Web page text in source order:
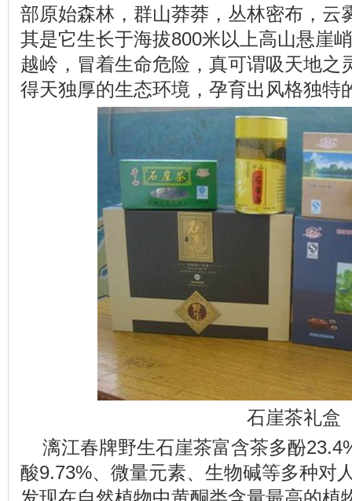
部原始森林，群山莽莽，丛林密布，云
其是它生长于海拔800米以上高山悬崖
越岭，冒着生命危险，真可谓吸天地之
得天独厚的生态环境，孕育出风格独特
石崖茶礼盒
漓江春牌野生石崖茶富含茶多酚
酸9.73%、微量元素、生物碱等多种对